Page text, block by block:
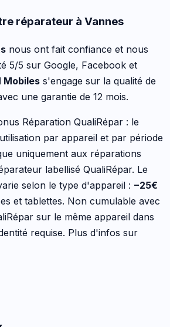
réparateur à Vannes
nous ont fait confiance et nous
5/5 sur Google, Facebook et
Mobiles s'engage sur la qualité de
une garantie de 12 mois.
Réparation QualiRépar : le
par appareil et par période
uniquement aux réparations
labellisé QualiRépar. Le
selon le type d'appareil : −25€
et tablettes. Non cumulable avec
sur le même appareil dans
requise. Plus d'infos sur